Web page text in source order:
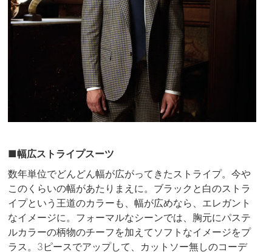
■幅広ストライプスーツ
数年単位でどんどん幅が広がってきたストライプ。今や
このくらいの幅があたりまえに。ブラックと白のストラ
イプという王道のカラーも、幅が広めなら、エレガント
なイメージに。フォーマルなシーンでは、胸元にパステ
ルカラーの柄物のチーフを加えてソフトなイメージをプ
ラス。3ピースでアップして、カットソー無しのコーデ